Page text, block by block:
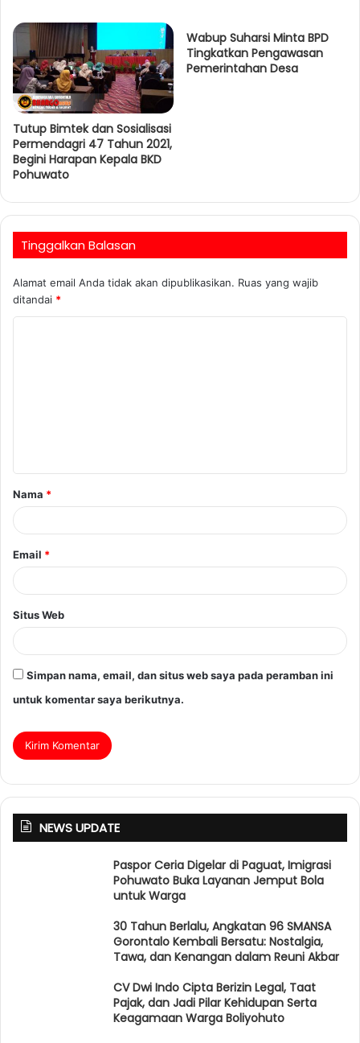
Tutup Bimtek dan Sosialisasi
Permendagri 47 Tahun 2021,
Begini Harapan Kepala BKD
Pohuwato
Wabup Suharsi Minta BPD
Tingkatkan Pengawasan
Pemerintahan Desa
Tinggalkan Balasan
Alamat email Anda tidak akan dipublikasikan. Ruas yang wajib
ditandai *
Nama *
Email *
Situs Web
Simpan nama, email, dan situs web saya pada peramban ini
untuk komentar saya berikutnya.
NEWS UPDATE
Paspor Ceria Digelar di Paguat, Imigrasi
Pohuwato Buka Layanan Jemput Bola
untuk Warga
30 Tahun Berlalu, Angkatan 96 SMANSA
Gorontalo Kembali Bersatu: Nostalgia,
Tawa, dan Kenangan dalam Reuni Akbar
CV Dwi Indo Cipta Berizin Legal, Taat
Pajak, dan Jadi Pilar Kehidupan Serta
Keagamaan Warga Boliyohuto